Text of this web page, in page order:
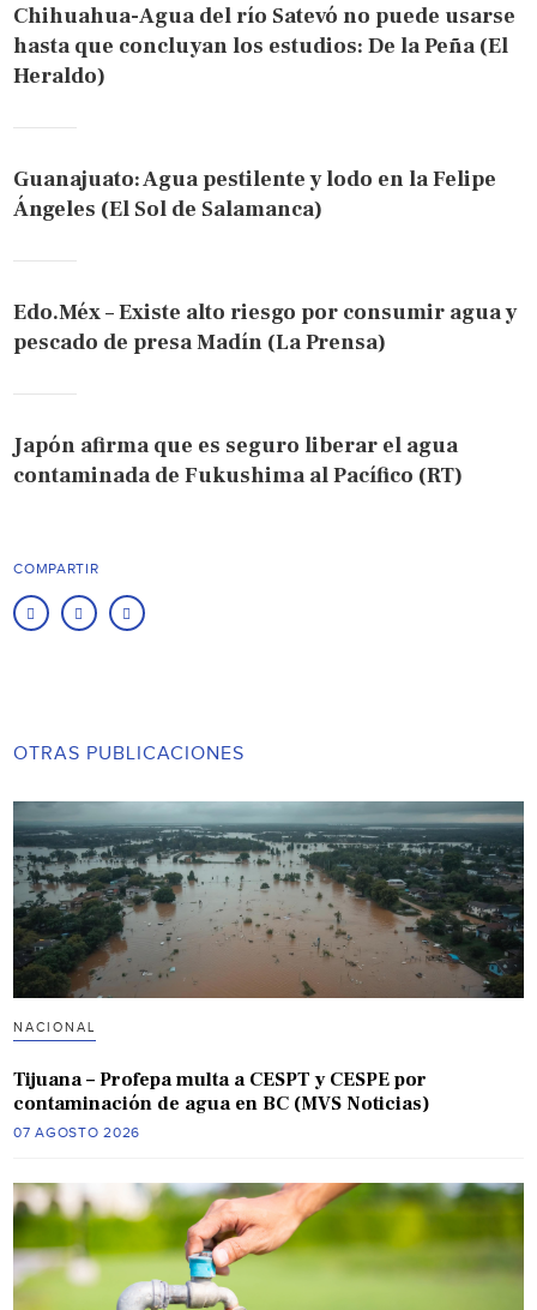
Chihuahua-Agua del río Satevó no puede usarse
hasta que concluyan los estudios: De la Peña (El
Heraldo)
Guanajuato: Agua pestilente y lodo en la Felipe
Ángeles (El Sol de Salamanca)
Edo.Méx – Existe alto riesgo por consumir agua y
pescado de presa Madín (La Prensa)
Japón afirma que es seguro liberar el agua
contaminada de Fukushima al Pacífico (RT)
COMPARTIR
OTRAS PUBLICACIONES
NACIONAL
Tijuana – Profepa multa a CESPT y CESPE por
contaminación de agua en BC (MVS Noticias)
07 AGOSTO 2026